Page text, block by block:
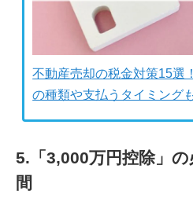
不動産売却の税金対策15選
の種類や支払うタイミング
5.「3,000万円控除」
間